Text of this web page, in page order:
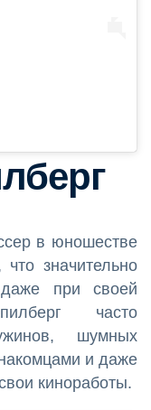
в юношестве
значительно
при своей
часто
шумных
и даже
киноработы.